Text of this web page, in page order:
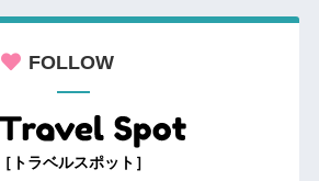
FOLLOW
［トラベルスポット］